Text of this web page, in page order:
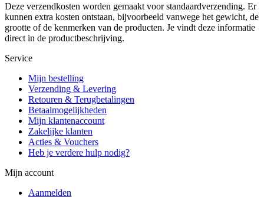
Deze verzendkosten worden gemaakt voor standaardverzending. Er
kunnen extra kosten ontstaan, bijvoorbeeld vanwege het gewicht, de
grootte of de kenmerken van de producten. Je vindt deze informatie
direct in de productbeschrijving.
Service
Mijn bestelling
Verzending & Levering
Retouren & Terugbetalingen
Betaalmogelijkheden
Mijn klantenaccount
Zakelijke klanten
Acties & Vouchers
Heb je verdere hulp nodig?
Mijn account
Aanmelden